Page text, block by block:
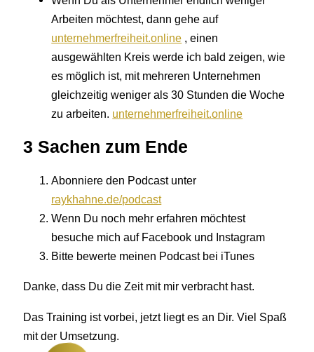
Arbeiten möchtest, dann gehe auf
unternehmerfreiheit.online , einen
ausgewählten Kreis werde ich bald zeigen, wie
es möglich ist, mit mehreren Unternehmen
gleichzeitig weniger als 30 Stunden die Woche
zu arbeiten. unternehmerfreiheit.online
3 Sachen zum Ende
Abonniere den Podcast unter
raykhahne.de/podcast
Wenn Du noch mehr erfahren möchtest
besuche mich auf Facebook und Instagram
Bitte bewerte meinen Podcast bei iTunes
Danke, dass Du die Zeit mit mir verbracht hast.
Das Training ist vorbei, jetzt liegt es an Dir. Viel Spaß
mit der Umsetzung.